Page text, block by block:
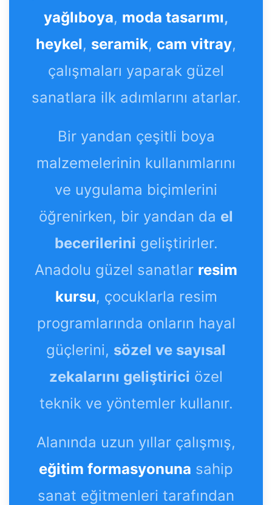
yağlıboya, moda tasarımı,
heykel, seramik, cam vitray,
çalışmaları yaparak güzel
sanatlara ilk adımlarını atarlar.
Bir yandan çeşitli boya
malzemelerinin kullanımlarını
ve uygulama biçimlerini
öğrenirken, bir yandan da el
becerilerini geliştirirler.
Anadolu güzel sanatlar resim
kursu, çocuklarla resim
programlarında onların hayal
güçlerini, sözel ve sayısal
zekalarını geliştirici özel
teknik ve yöntemler kullanır.
Alanında uzun yıllar çalışmış,
eğitim formasyonuna sahip
sanat eğitmenleri tarafından